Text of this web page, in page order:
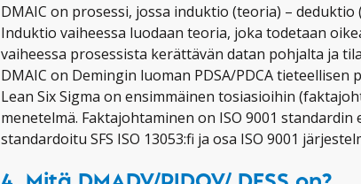
DMAIC on prosessi, jossa induktio (teoria) –
Induktio vaiheessa luodaan teoria, joka todetaan
vaiheessa prosessista kerättävän datan pohjalta ja
DMAIC on Demingin luoman PDSA/PDCA
Lean Six Sigma on ensimmäinen tosiasioihin
menetelmä. Faktajohtaminen on ISO 9001 standardin
standardoitu SFS ISO 13053:fi ja osa ISO 9001